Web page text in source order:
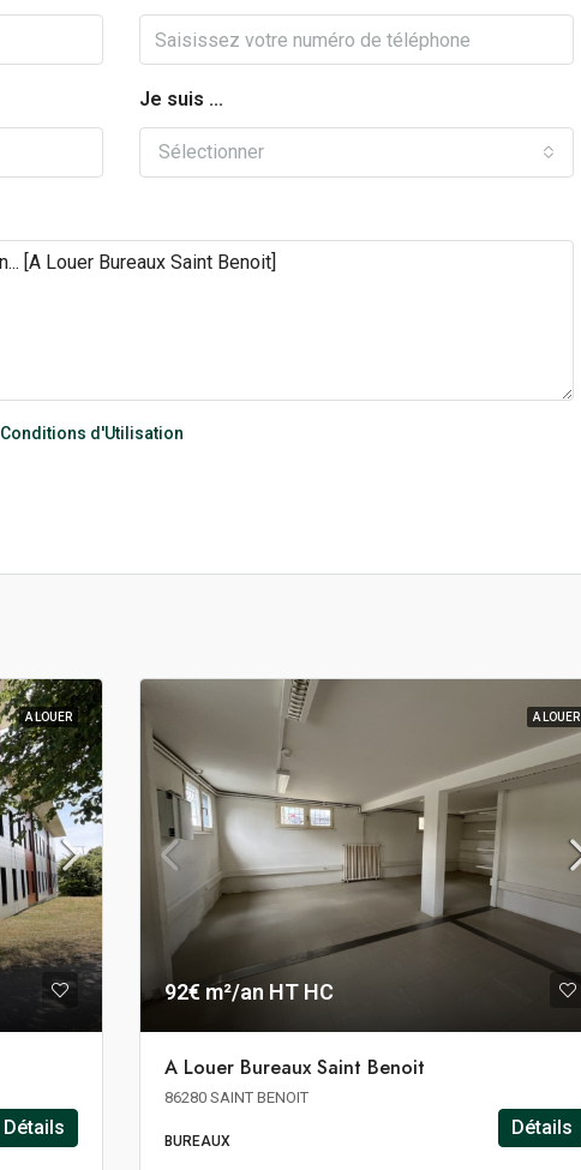
Je suis ...
Sélectionner
Conditions d'Utilisation
A LOUER
Détails
A LOUER
92€ m²/an HT HC
A Louer Bureaux Saint Benoit
86280 SAINT BENOIT
BUREAUX
Détails